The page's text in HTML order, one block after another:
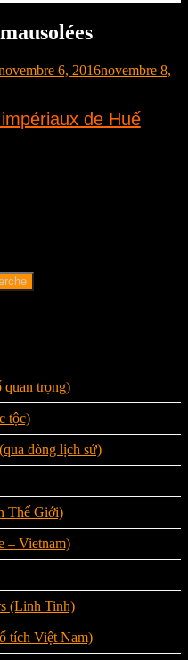
6, 2016novembre 8,
de Huế
quan trọng)
tộc)
dòng lịch sử)
Thế Giới)
– Vietnam)
(Linh Tinh)
tích Việt Nam)